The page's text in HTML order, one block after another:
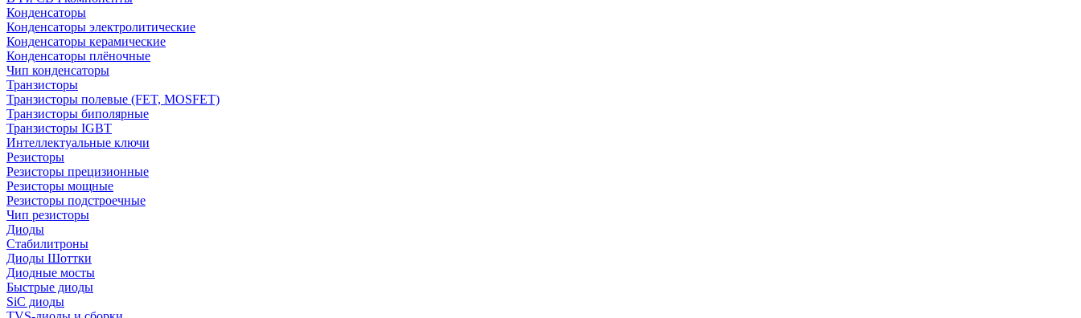
Конденсаторы
Конденсаторы электролитические
Конденсаторы керамические
Конденсаторы плёночные
Чип конденсаторы
Транзисторы
Транзисторы полевые (FET, MOSFET)
Транзисторы биполярные
Транзисторы IGBT
Интеллектуальные ключи
Резисторы
Резисторы прецизионные
Резисторы мощные
Резисторы подстроечные
Чип резисторы
Диоды
Стабилитроны
Диоды Шоттки
Диодные мосты
Быстрые диоды
SiC диоды